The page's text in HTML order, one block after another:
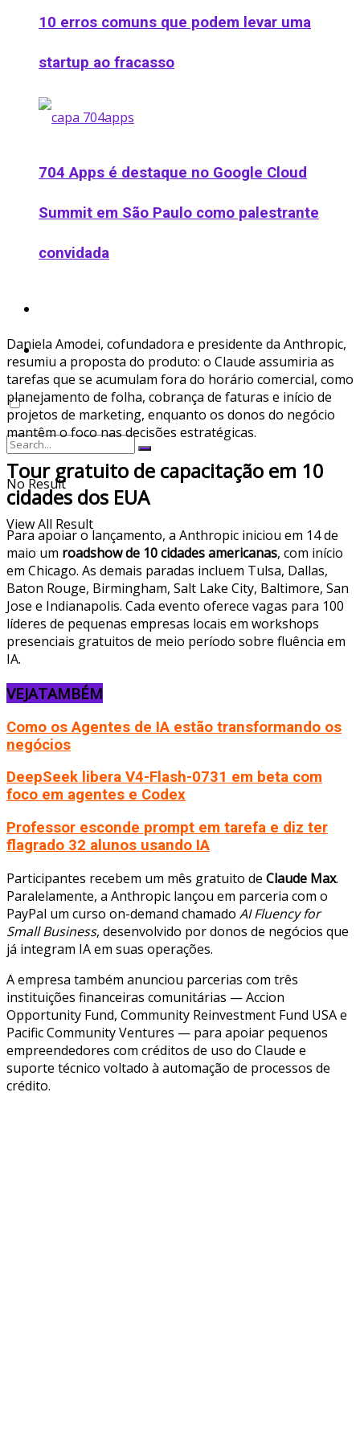
10 erros comuns que podem levar uma
startup ao fracasso
704 Apps é destaque no Google Cloud
Summit em São Paulo como palestrante
convidada
Ofertas
No Result
View All Result
Daniela Amodei, cofundadora e presidente da Anthropic,
resumiu a proposta do produto: o Claude assumiria as
tarefas que se acumulam fora do horário comercial, como
planejamento de folha, cobrança de faturas e início de
projetos de marketing, enquanto os donos do negócio
mantêm o foco nas decisões estratégicas.
Tour gratuito de capacitação em 10
cidades dos EUA
Para apoiar o lançamento, a Anthropic iniciou em 14 de
maio um roadshow de 10 cidades americanas, com início
em Chicago. As demais paradas incluem Tulsa, Dallas,
Baton Rouge, Birmingham, Salt Lake City, Baltimore, San
Jose e Indianapolis. Cada evento oferece vagas para 100
líderes de pequenas empresas locais em workshops
presenciais gratuitos de meio período sobre fluência em
IA.
VEJATAMBÉM
Como os Agentes de IA estão transformando os
negócios
DeepSeek libera V4-Flash-0731 em beta com
foco em agentes e Codex
Professor esconde prompt em tarefa e diz ter
flagrado 32 alunos usando IA
Participantes recebem um mês gratuito de Claude Max.
Paralelamente, a Anthropic lançou em parceria com o
PayPal um curso on-demand chamado AI Fluency for
Small Business, desenvolvido por donos de negócios que
já integram IA em suas operações.
A empresa também anunciou parcerias com três
instituições financeiras comunitárias — Accion
Opportunity Fund, Community Reinvestment Fund USA e
Pacific Community Ventures — para apoiar pequenos
empreendedores com créditos de uso do Claude e
suporte técnico voltado à automação de processos de
crédito.